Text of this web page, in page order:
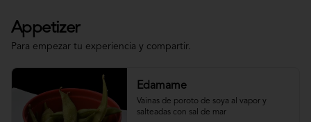
Appetizer
Para empezar tu experiencia y compartir.
Edamame
Vainas de poroto de soya al vapor y
salteadas con sal de mar